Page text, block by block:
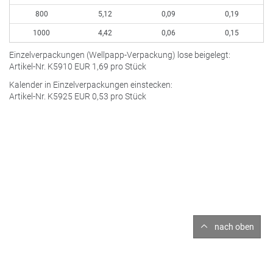
800
1000
5,12
4,42
0,09
0,06
0,19
0,15
Einzelverpackungen (Wellpapp-Verpackung) lose beigelegt:
Artikel-Nr. K5910 EUR 1,69 pro Stück
Kalender in Einzelverpackungen einstecken:
Artikel-Nr. K5925 EUR 0,53 pro Stück
nach oben